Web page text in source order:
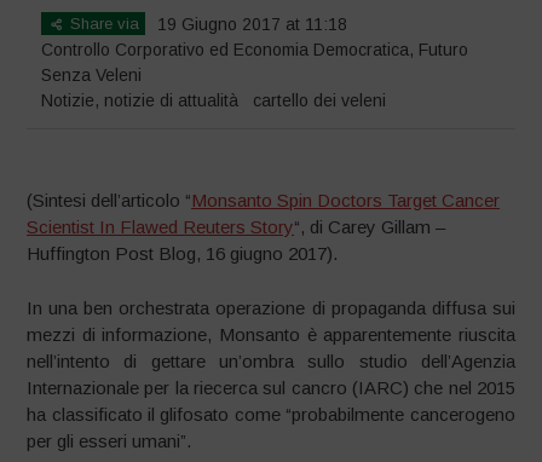
Share via
19 Giugno 2017 at 11:18
Controllo Corporativo ed Economia Democratica, Futuro
Senza Veleni
Notizie, notizie di attualità cartello dei veleni
(Sintesi dell’articolo “Monsanto Spin Doctors Target Cancer
Scientist In Flawed Reuters Story“, di Carey Gillam –
Huffington Post Blog, 16 giugno 2017).
In una ben orchestrata operazione di propaganda diffusa sui
mezzi di informazione, Monsanto è apparentemente riuscita
nell’intento di gettare un’ombra sullo studio dell’Agenzia
Internazionale per la riecerca sul cancro (IARC) che nel 2015
ha classificato il glifosato come “probabilmente cancerogeno
per gli esseri umani”.